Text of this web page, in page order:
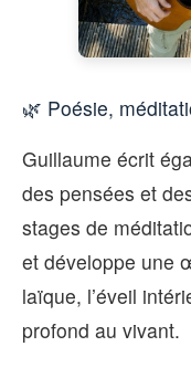
🌿 Poésie,
Guillaume écrit
des pensées et
stages de
et développe une
laïque, l’éveil
profond au vivant.